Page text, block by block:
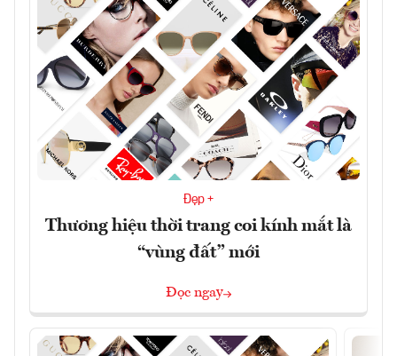
Đẹp +
Thương hiệu thời trang coi kính mắt là
“vùng đất” mới
Đọc ngay